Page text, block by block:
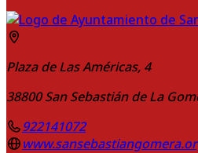
Plaza de Las Américas, 4
38800 San Sebastián de La
922141072